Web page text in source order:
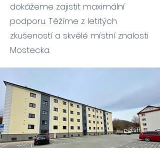
dokážeme zajistit maximální
podporu. Těžíme z letitých
zkušeností a skvělé místní znalosti
Mostecka.